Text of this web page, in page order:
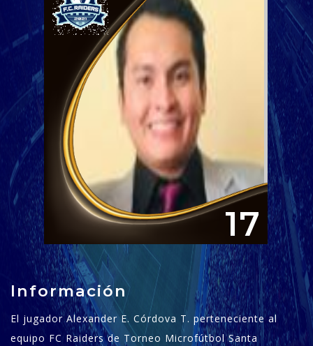
17
Información
El jugador Alexander E. Córdova T. perteneciente al
equipo FC Raiders de Torneo Microfútbol Santa